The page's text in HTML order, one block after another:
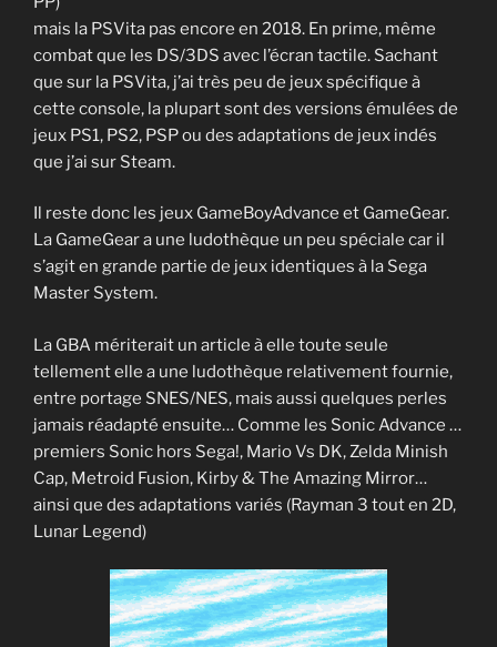
mais la PSVita pas encore en 2018. En prime, même
combat que les DS/3DS avec l’écran tactile. Sachant
que sur la PSVita, j’ai très peu de jeux spécifique à
cette console, la plupart sont des versions émulées de
jeux PS1, PS2, PSP ou des adaptations de jeux indés
que j’ai sur Steam.
Il reste donc les jeux GameBoyAdvance et GameGear.
La GameGear a une ludothèque un peu spéciale car il
s’agit en grande partie de jeux identiques à la Sega
Master System.
La GBA mériterait un article à elle toute seule
tellement elle a une ludothèque relativement fournie,
entre portage SNES/NES, mais aussi quelques perles
jamais réadapté ensuite… Comme les Sonic Advance …
premiers Sonic hors Sega!, Mario Vs DK, Zelda Minish
Cap, Metroid Fusion, Kirby & The Amazing Mirror…
ainsi que des adaptations variés (Rayman 3 tout en 2D,
Lunar Legend)